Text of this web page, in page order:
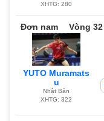
XHTG: 280
Đơn nam Vòng 32
YUTO Muramats
u
Nhật Bản
XHTG: 322